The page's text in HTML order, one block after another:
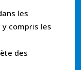
les
compris les
des